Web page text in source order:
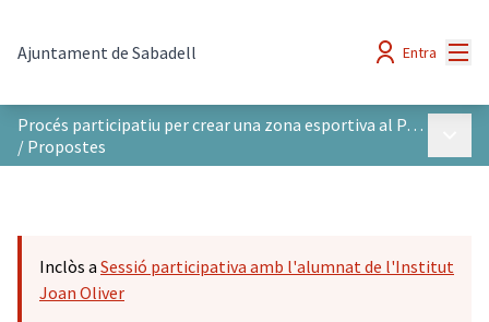
Ajuntament de Sabadell Entra
Procés participatiu per crear una zona esportiva al Parc del Nord
/ Propostes
Inclòs a Sessió participativa amb l'alumnat de l'Institut
Joan Oliver